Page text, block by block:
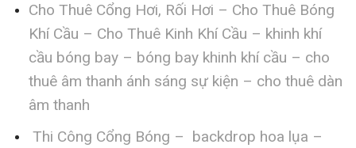
Cho Thuê Cổng Hơi, Rối Hơi – Cho Thuê Bóng
Khí Cầu – Cho Thuê Kinh Khí Cầu – khinh khí
cầu bóng bay – bóng bay khinh khí cầu – cho
thuê âm thanh ánh sáng sự kiện – cho thuê dàn
âm thanh
Thi Công Cổng Bóng – backdrop hoa lụa –